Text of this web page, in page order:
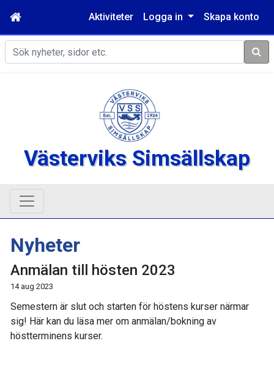
Aktiviteter Logga in Skapa konto
Sök
Västerviks Simsällskap
Nyheter
Anmälan till hösten 2023
14 aug 2023
Semestern är slut och starten för höstens kurser närmar
sig! Här kan du läsa mer om anmälan/bokning av
höstterminens kurser.